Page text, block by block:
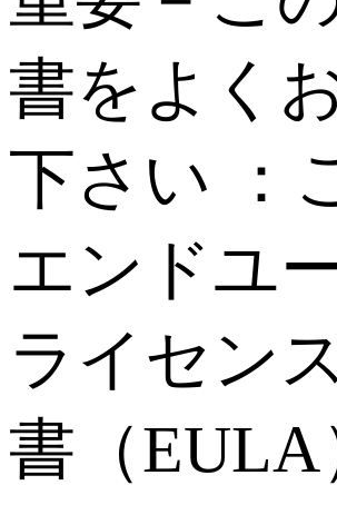
書をよく
下さい ：
エンドユ
ライセン
書（EULA